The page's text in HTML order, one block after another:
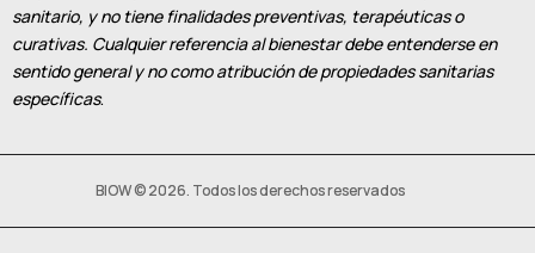
sanitario, y no tiene finalidades preventivas, terapéuticas o
curativas. Cualquier referencia al bienestar debe entenderse en
sentido general y no como atribución de propiedades sanitarias
específicas.
BIOW © 2026. Todos los derechos reservados